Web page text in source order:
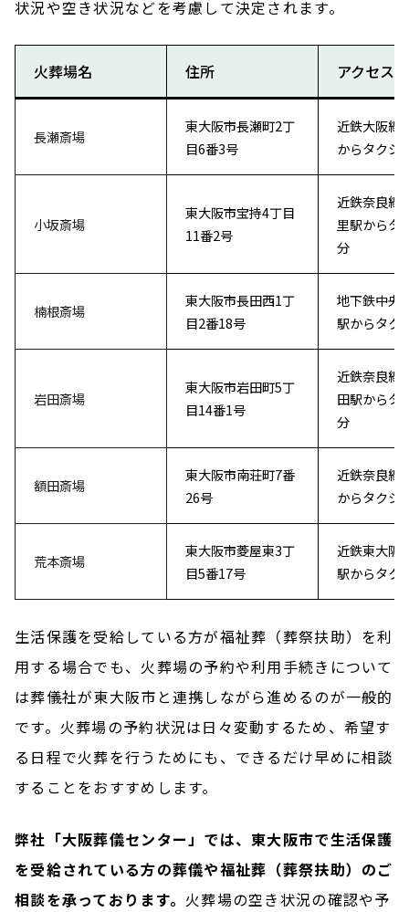
状況や空き状況などを考慮して決定されます。
火葬場名 住所 アクセス
長瀬斎場
東大阪市長瀬町2丁
目6番3号
近鉄大阪線
からタクシ
小坂斎場
東大阪市宝持4丁目
11番2号
近鉄奈良線
里駅からタ
分
楠根斎場
東大阪市長田西1丁
目2番18号
地下鉄中央
駅からタク
岩田斎場
東大阪市岩田町5丁
目14番1号
近鉄奈良線
田駅からタ
分
額田斎場
東大阪市南荘町7番
26号
近鉄奈良線
からタクシ
荒本斎場
東大阪市菱屋東3丁
目5番17号
近鉄東大阪
駅からタク
生活保護を受給している方が福祉葬（葬祭扶助）を利
用する場合でも、火葬場の予約や利用手続きについて
は葬儀社が東大阪市と連携しながら進めるのが一般的
です。火葬場の予約状況は日々変動するため、希望す
る日程で火葬を行うためにも、できるだけ早めに相談
することをおすすめします。
弊社「大阪葬儀センター」では、東大阪市で生活保護
を受給されている方の葬儀や福祉葬（葬祭扶助）のご
相談を承っております。 火葬場の空き状況の確認や予